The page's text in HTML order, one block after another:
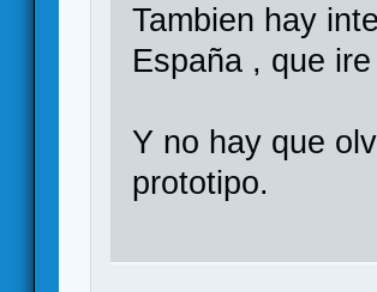
Tambien hay
España , que
Y no hay que
prototipo.